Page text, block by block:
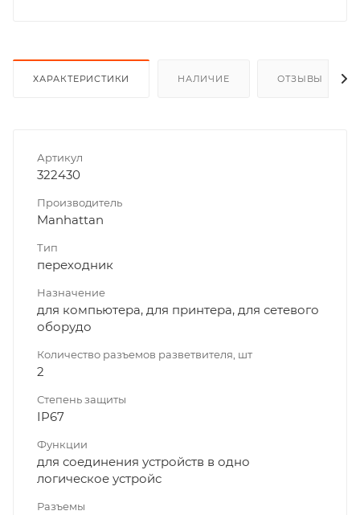
ХАРАКТЕРИСТИКИ НАЛИЧИЕ ОТЗЫВЫ
Артикул
322430
Производитель
Manhattan
Тип
переходник
Назначение
для компьютера, для принтера, для сетевого
оборудо
Количество разъемов разветвителя, шт
2
Степень защиты
IP67
Функции
для соединения устройств в одно
логическое устройс
Разъемы